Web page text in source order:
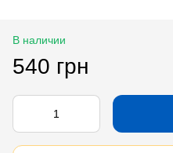
В наличии
540 грн